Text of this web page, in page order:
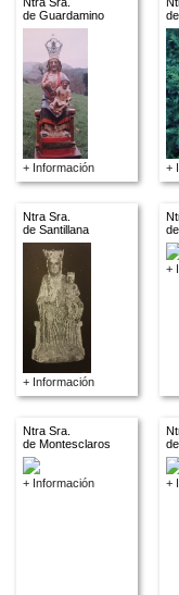
de Guardamino
+ Información +
Ntra Sra.
de Santillana
+ Información
+
Ntra Sra.
de Montesclaros
+ Información +